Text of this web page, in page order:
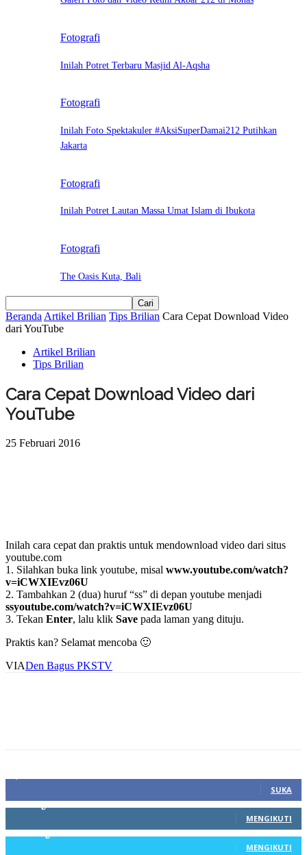
Fotografi
Inilah Potret Terbaru Masjid Al-Aqsha
Fotografi
Inilah Foto Spektakuler #AksiSuperDamai212 Putihkan
Jakarta
Fotografi
Inilah Potret Lautan Massa Umat Islam di Ibukota
Fotografi
The Oasis Kuta, Bali
Beranda Artikel Brilian Tips Brilian Cara Cepat Download Video
dari YouTube
Artikel Brilian
Tips Brilian
Cara Cepat Download Video dari
YouTube
25 Februari 2016
Inilah cara cepat dan praktis untuk mendownload video dari situs
youtube.com
1. Silahkan buka link youtube, misal www.youtube.com/watch?
v=iCWXIEvz06U
2. Tambahkan 2 (dua) huruf “ss” di depan youtube menjadi
ssyoutube.com/watch?v=iCWXIEvz06U
3. Tekan Enter, lalu klik Save pada laman yang dituju.
Praktis kan? Selamat mencoba 🙂
VIADen Bagus PKSTV
SUKA
MENGIKUTI
MENGIKUTI